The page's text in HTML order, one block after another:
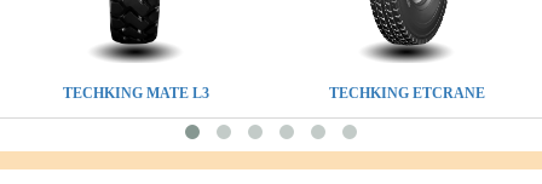
TECHKING MATE L3 TECHKING ETCRANE